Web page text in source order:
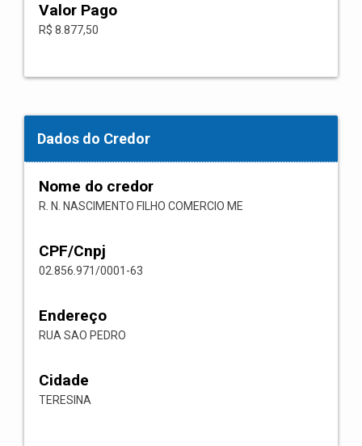
Valor Pago
R$ 8.877,50
Dados do Credor
Nome do credor
R. N. NASCIMENTO FILHO COMERCIO ME
CPF/Cnpj
02.856.971/0001-63
Endereço
RUA SAO PEDRO
Cidade
TERESINA